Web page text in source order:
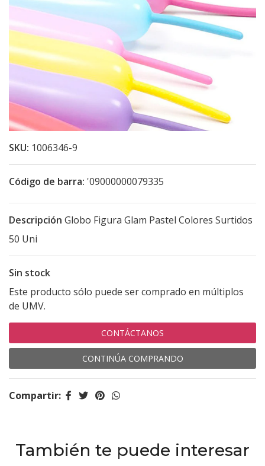
SKU: 1006346-9
Código de barra: '09000000079335
Descripción Globo Figura Glam Pastel Colores Surtidos
50 Uni
Sin stock
Este producto sólo puede ser comprado en múltiplos
de UMV.
CONTÁCTANOS
CONTINÚA COMPRANDO
Compartir:
También te puede interesar